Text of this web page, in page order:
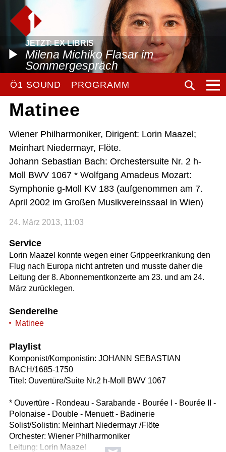
JETZT: EX LIBRIS
Milena Michiko Flasar im
Sommergespräch
Ö1 SOUND PROGRAMM
Matinee
Wiener Philharmoniker, Dirigent: Lorin Maazel;
Meinhart Niedermayr, Flöte.
Johann Sebastian Bach: Orchestersuite Nr. 2 h-
Moll BWV 1067 * Wolfgang Amadeus Mozart:
Symphonie g-Moll KV 183 (aufgenommen am 7.
April 2002 im Großen Musikvereinssaal in Wien)
24. März 2013, 11:03
Service
Lorin Maazel konnte wegen einer Grippeerkrankung den
Flug nach Europa nicht antreten und musste daher die
Leitung der 8. Abonnementkonzerte am 23. und am 24.
März zurücklegen.
Sendereihe
Matinee
Playlist
Komponist/Komponistin: JOHANN SEBASTIAN
BACH/1685-1750
Titel: Ouvertüre/Suite Nr.2 h-Moll BWV 1067
* Ouvertüre - Rondeau - Sarabande - Bourée I - Bourée II -
Polonaise - Double - Menuett - Badinerie
Solist/Solistin: Meinhart Niedermayr /Flöte
Orchester: Wiener Philharmoniker
Leitung: Lorin Maazel